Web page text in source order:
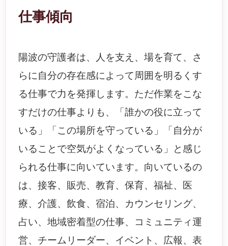
仕事傾向
陽波の守護者は、人を支え、場を育て、さ
らに自分の存在感によって周囲を明るくす
る仕事で力を発揮します。ただ作業をこな
すだけの仕事よりも、「誰かの役に立って
いる」「この場所を守っている」「自分が
いることで空気がよくなっている」と感じ
られる仕事に向いています。向いているの
は、接客、販売、教育、保育、福祉、医
療、介護、飲食、宿泊、カウンセリング、
占い、地域密着型の仕事、コミュニティ運
営、チームリーダー、イベント、広報、表